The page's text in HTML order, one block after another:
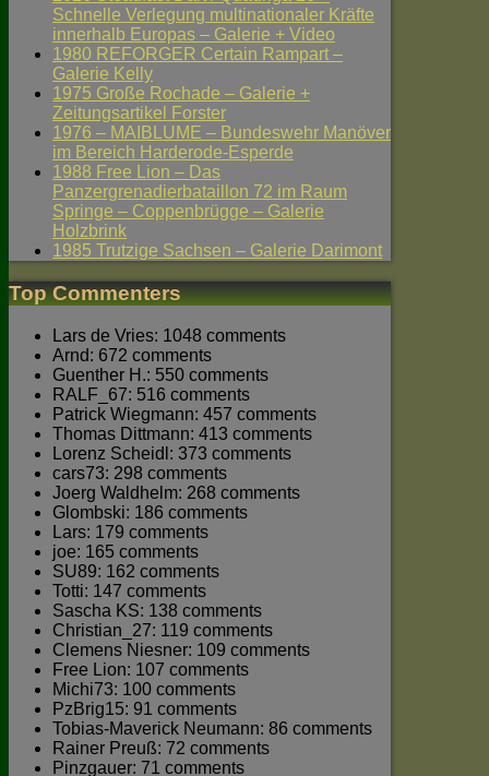
Schnelle Verlegung multinationaler Kräfte
innerhalb Europas – Galerie + Video
1980 REFORGER Certain Rampart –
Galerie Kelly
1975 Große Rochade – Galerie +
Zeitungsartikel Forster
1976 – MAIBLUME – Bundeswehr Manöver
im Bereich Harderode-Esperde
1988 Free Lion – Das
Panzergrenadierbataillon 72 im Raum
Springe – Coppenbrügge – Galerie
Holzbrink
1985 Trutzige Sachsen – Galerie Darimont
Top Commenters
Lars de Vries: 1048 comments
Arnd: 672 comments
Guenther H.: 550 comments
RALF_67: 516 comments
Patrick Wiegmann: 457 comments
Thomas Dittmann: 413 comments
Lorenz Scheidl: 373 comments
cars73: 298 comments
Joerg Waldhelm: 268 comments
Glombski: 186 comments
Lars: 179 comments
joe: 165 comments
SU89: 162 comments
Totti: 147 comments
Sascha KS: 138 comments
Christian_27: 119 comments
Clemens Niesner: 109 comments
Free Lion: 107 comments
Michi73: 100 comments
PzBrig15: 91 comments
Tobias-Maverick Neumann: 86 comments
Rainer Preuß: 72 comments
Pinzgauer: 71 comments